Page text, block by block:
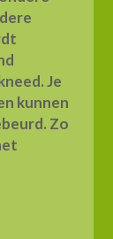
Je
kunnen
Zo